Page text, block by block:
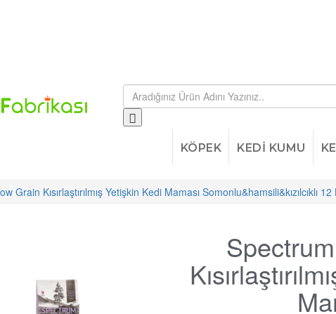
KÖPEK KEDİ KUMU
Grain Kısırlaştırılmış Yetişkin Kedi Maması Somonlu&hamsili&kızılcıklı 12